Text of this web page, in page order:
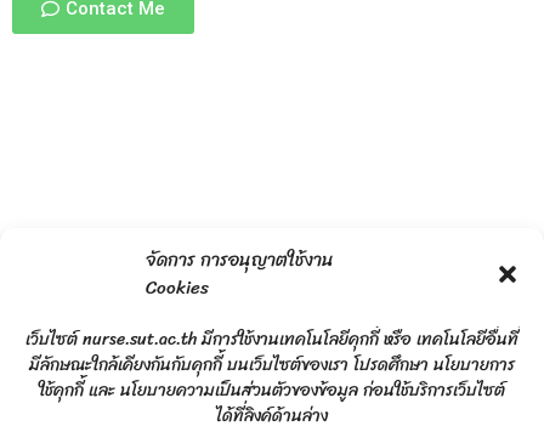
จัดการ การอนุญาตใช้งาน
Cookies
เว็บไซต์ nurse.sut.ac.th มีการใช้งานเทคโนโลยีคุกกี้ หรือ เทคโนโลยีอื่นที่
มีลักษณะใกล้เคียงกันกับคุกกี้ บนเว็บไซต์ของเรา โปรดศึกษา นโยบายการ
ใช้คุกกี้ และ นโยบายความเป็นส่วนตัวของข้อมูล ก่อนใช้บริการเว็บไซต์
ได้ที่ลิงค์ด้านล่าง
Contact Me